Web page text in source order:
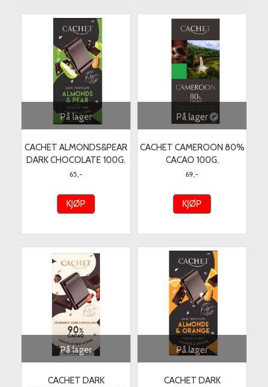
På lager
CACHET ALMONDS&PEAR
DARK CHOCOLATE 100G.
65,-
KJØP
På lager
CACHET CAMEROON 80%
CACAO 100G.
69,-
KJØP
På lager
CACHET DARK
På lager
CACHET DARK